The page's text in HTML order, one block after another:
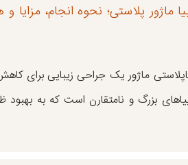
ماژور پلاستی؛ نحوه انجام، مزایا و
ماژور یک جراحی زیبایی برای
بزرگ و نامتقارن است که به بهبود